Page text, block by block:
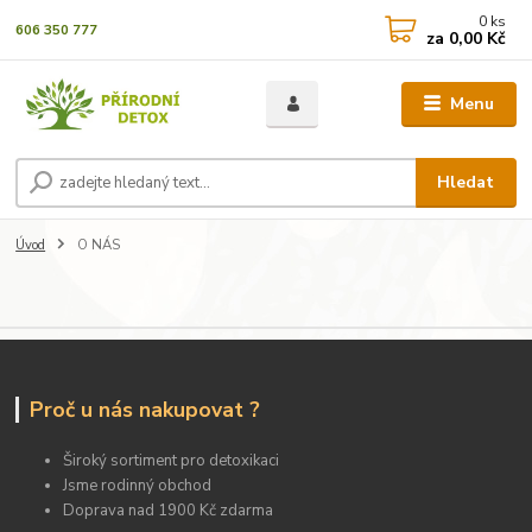
Menu
Hledat
606 350 777 0 ks
za 0,00 Kč
Úvod O NÁS
Proč u nás nakupovat ?
Široký sortiment pro detoxikaci
Jsme rodinný obchod
Doprava nad 1900 Kč zdarma